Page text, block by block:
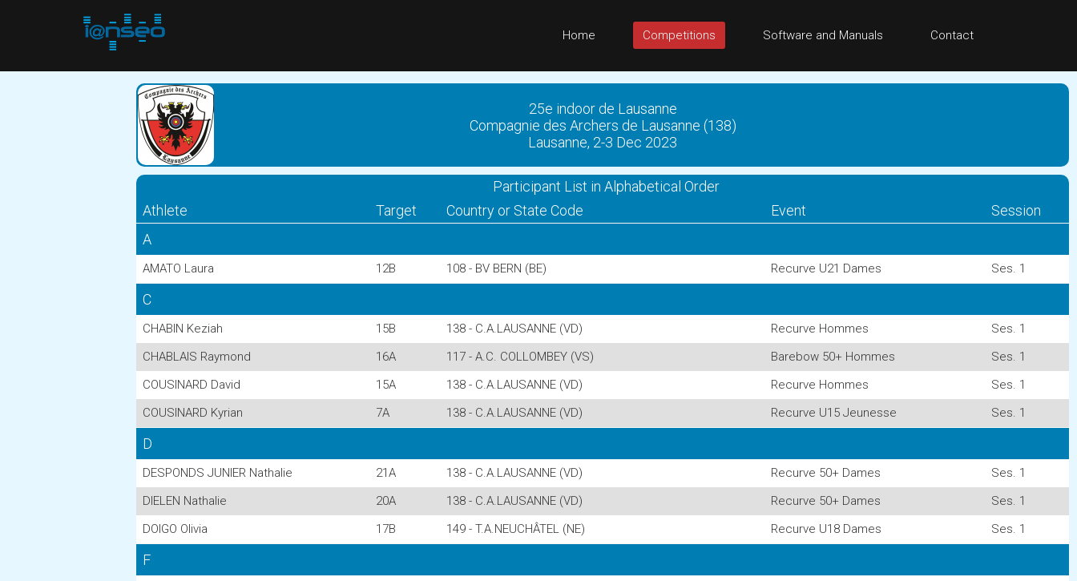
Home Competitions Software and Manuals Contact
25e indoor de Lausanne
Compagnie des Archers de Lausanne (138)
Lausanne, 2-3 Dec 2023
Participant List in Alphabetical Order
Athlete
Target Country or State Code Event
Session
A
AMATO Laura 12B 108 - BV BERN (BE) Recurve U21 Dames Ses. 1
C
CHABIN Keziah 15B 138 - C.A.LAUSANNE (VD) Recurve Hommes
Ses. 1
CHABLAIS Raymond
16A 117 - A.C. COLLOMBEY (VS) Barebow 50+ Hommes
Ses. 1
COUSINARD David
15A 138 - C.A.LAUSANNE (VD) Recurve Hommes
Ses. 1
COUSINARD Kyrian
7A 138 - C.A.LAUSANNE (VD) Recurve U15 Jeunesse Ses. 1
D
DESPONDS JUNIER Nathalie 21A 138 - C.A.LAUSANNE (VD) Recurve 50+ Dames
Ses. 1
DIELEN Nathalie
20A 138 - C.A.LAUSANNE (VD) Recurve 50+ Dames
Ses. 1
DOIGO Olivia
17B 149 - T.A.NEUCHÂTEL (NE) Recurve U18 Dames Ses. 1
F